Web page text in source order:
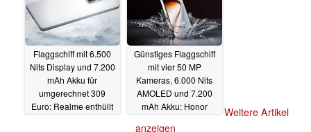
Flaggschiff mit 6.500
Nits Display und 7.200
mAh Akku für
umgerechnet 309
Euro: Realme enthüllt
Günstiges Flaggschiff
mit vier 50 MP
Kameras, 6.000 Nits
AMOLED und 7.200
mAh Akku: Honor
Weitere Artikel
anzeigen